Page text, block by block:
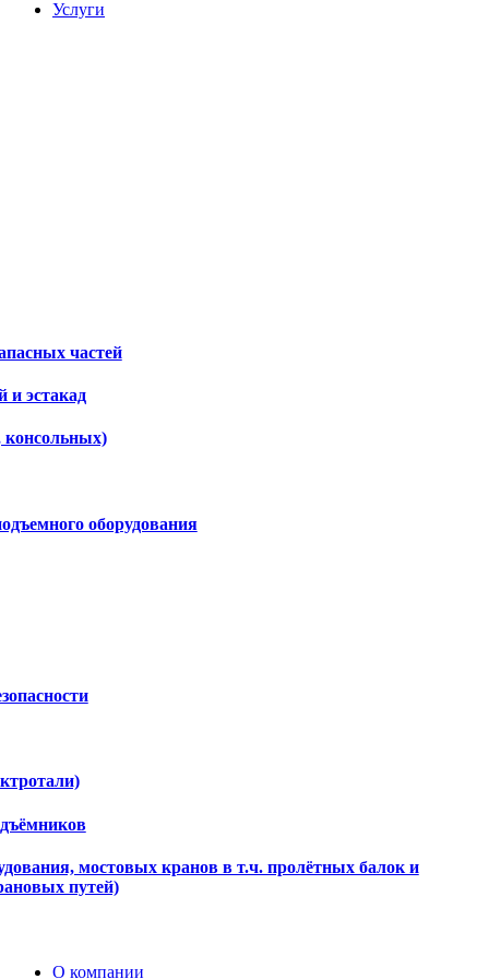
Услуги
частей
и эстакад
консольных)
оборудования
мостовых кранов в т.ч. пролётных балок и
путей)
О компании